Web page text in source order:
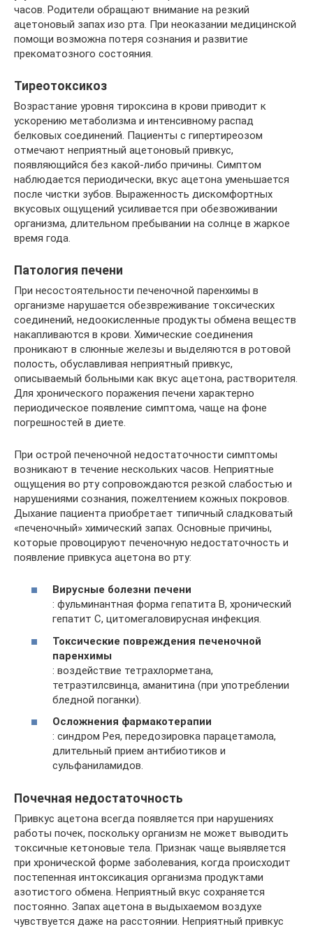
часов. Родители обращают внимание на резкий
ацетоновый запах изо рта. При неоказании медицинской
помощи возможна потеря сознания и развитие
прекоматозного состояния.
Тиреотоксикоз
Возрастание уровня тироксина в крови приводит к
ускорению метаболизма и интенсивному распад
белковых соединений. Пациенты с гипертиреозом
отмечают неприятный ацетоновый привкус,
появляющийся без какой-либо причины. Симптом
наблюдается периодически, вкус ацетона уменьшается
после чистки зубов. Выраженность дискомфортных
вкусовых ощущений усиливается при обезвоживании
организма, длительном пребывании на солнце в жаркое
время года.
Патология печени
При несостоятельности печеночной паренхимы в
организме нарушается обезвреживание токсических
соединений, недоокисленные продукты обмена веществ
накапливаются в крови. Химические соединения
проникают в слюнные железы и выделяются в ротовой
полость, обуславливая неприятный привкус,
описываемый больными как вкус ацетона, растворителя.
Для хронического поражения печени характерно
периодическое появление симптома, чаще на фоне
погрешностей в диете.
При острой печеночной недостаточности симптомы
возникают в течение нескольких часов. Неприятные
ощущения во рту сопровождаются резкой слабостью и
нарушениями сознания, пожелтением кожных покровов.
Дыхание пациента приобретает типичный сладковатый
«печеночный» химический запах. Основные причины,
которые провоцируют печеночную недостаточность и
появление привкуса ацетона во рту:
Вирусные болезни печени
: фульминантная форма гепатита В, хронический
гепатит С, цитомегаловирусная инфекция.
Токсические повреждения печеночной
паренхимы
: воздействие тетрахлорметана,
тетраэтилсвинца, аманитина (при употреблении
бледной поганки).
Осложнения фармакотерапии
: синдром Рея, передозировка парацетамола,
длительный прием антибиотиков и
сульфаниламидов.
Почечная недостаточность
Привкус ацетона всегда появляется при нарушениях
работы почек, поскольку организм не может выводить
токсичные кетоновые тела. Признак чаще выявляется
при хронической форме заболевания, когда происходит
постепенная интоксикация организма продуктами
азотистого обмена. Неприятный вкус сохраняется
постоянно. Запах ацетона в выдыхаемом воздухе
чувствуется даже на расстоянии. Неприятный привкус